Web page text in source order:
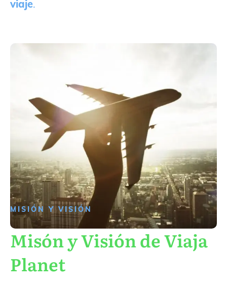
viaje.
MISIÓN Y VISIÓN
Misón y Visión de Viaja
Planet